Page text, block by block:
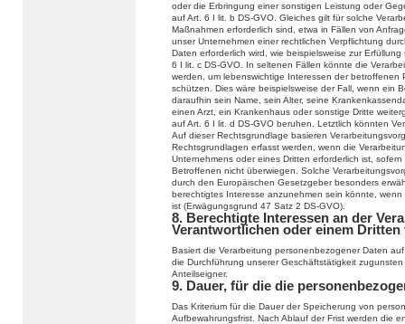
oder die Erbringung einer sonstigen Leistung oder
auf Art. 6 I lit. b DS-GVO. Gleiches gilt für solche
Maßnahmen erforderlich sind, etwa in Fällen von
unser Unternehmen einer rechtlichen Verpflichtung
Daten erforderlich wird, wie beispielsweise zur
6 I lit. c DS-GVO. In seltenen Fällen könnte die
werden, um lebenswichtige Interessen der
schützen. Dies wäre beispielsweise der Fall, wenn ein
daraufhin sein Name, sein Alter, seine
einen Arzt, ein Krankenhaus oder sonstige Dritte
auf Art. 6 I lit. d DS-GVO beruhen. Letztlich könnten
Auf dieser Rechtsgrundlage basieren
Rechtsgrundlagen erfasst werden, wenn die
Unternehmens oder eines Dritten erforderlich ist,
Betroffenen nicht überwiegen. Solche
durch den Europäischen Gesetzgeber besonders
berechtigtes Interesse anzunehmen sein könnte,
ist (Erwägungsgrund 47 Satz 2 DS-GVO).
8. Berechtigte Interessen an der
Verantwortlichen oder einem
Basiert die Verarbeitung personenbezogener Daten
die Durchführung unserer Geschäftstätigkeit
Anteilseigner.
9. Dauer, für die die
Das Kriterium für die Dauer der Speicherung von
Aufbewahrungsfrist. Nach Ablauf der Frist werden die